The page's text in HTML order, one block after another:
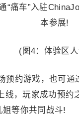
(图4：体验区人
游戏，也可通过
线，玩家成功预
姐等你共同战斗!